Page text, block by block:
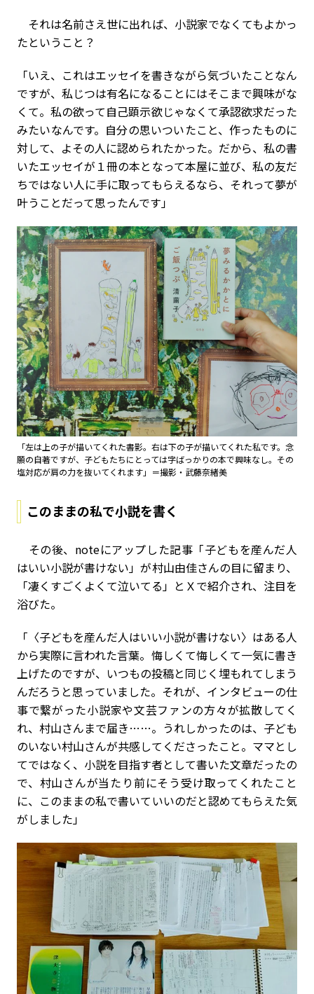
それは名前さえ世に出れば、小説家でなくてもよかっ
たということ？
「いえ、これはエッセイを書きながら気づいたことなん
ですが、私じつは有名になることにはそこまで興味がな
くて。私の欲って自己顕示欲じゃなくて承認欲求だった
みたいなんです。自分の思いついたこと、作ったものに
対して、よその人に認められたかった。だから、私の書
いたエッセイが１冊の本となって本屋に並び、私の友だ
ちではない人に手に取ってもらえるなら、それって夢が
叶うことだって思ったんです」
「左は上の子が描いてくれた書影。右は下の子が描いてくれた私です。念
願の自著ですが、子どもたちにとっては字ばっかりの本で興味なし。その
塩対応が肩の力を抜いてくれます」＝撮影・武藤奈緒美
このままの私で小説を書く
その後、noteにアップした記事「子どもを産んだ人
はいい小説が書けない」が村山由佳さんの目に留まり、
「凄くすごくよくて泣いてる」とＸで紹介され、注目を
浴びた。
「〈子どもを産んだ人はいい小説が書けない〉はある人
から実際に言われた言葉。悔しくて悔しくて一気に書き
上げたのですが、いつもの投稿と同じく埋もれてしまう
んだろうと思っていました。それが、インタビューの仕
事で繋がった小説家や文芸ファンの方々が拡散してく
れ、村山さんまで届き……。うれしかったのは、子ども
のいない村山さんが共感してくださったこと。ママとし
てではなく、小説を目指す者として書いた文章だったの
で、村山さんが当たり前にそう受け取ってくれたこと
に、このままの私で書いていいのだと認めてもらえた気
がしました」